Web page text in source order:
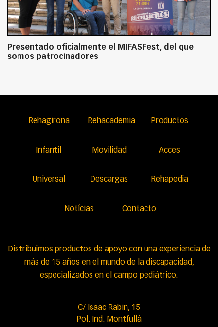
Presentado oficialmente el MIFASFest, del que
somos patrocinadores
Rehagirona Rehacademia Productos
Infantil Movilidad Acces
Universal Descargas Rehapedia
Notícias Contacto
Distribuimos productos de apoyo con una experiencia de
más de 15 años en el mundo de la discapacidad,
especializados en el campo pediátrico.
C/ Isaac Rabin, 15
Pol. Ind. Montfullà